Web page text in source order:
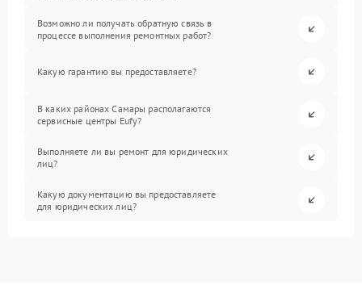
Возможно ли получать обратную связь в
процессе выполнения ремонтных работ?
Какую гарантию вы предоставляете?
В каких районах Самары располагаются
сервисные центры Eufy?
Выполняете ли вы ремонт для юридических
лиц?
Какую документацию вы предоставляете
для юридических лиц?